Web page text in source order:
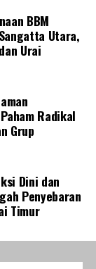
BBM
Utara,
Urai
Radikal
Grup
Dini dan
Penyebaran
Timur